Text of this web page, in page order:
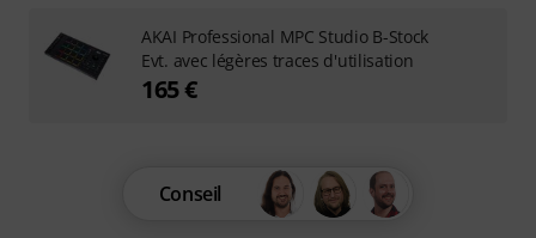
Conseil
AKAI Professional MPC Studio B-Stock
Evt. avec légères traces d'utilisation
165 €